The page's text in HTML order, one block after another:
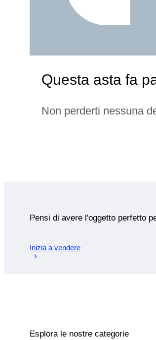
Questa asta fa
Non perderti nessuna
Pensi di avere l'oggetto perfetto
Inizia a vendere
Esplora le nostre categorie